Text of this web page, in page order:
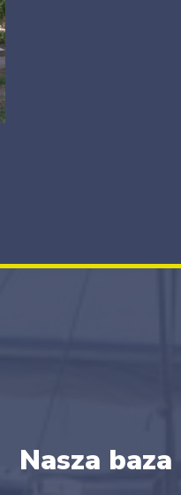
Nasza baza